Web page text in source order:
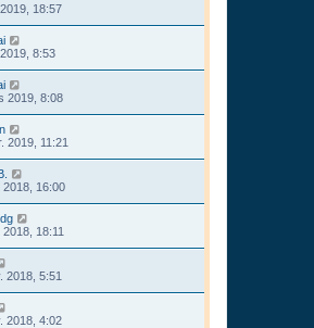
18:57
8:53
2019, 8:08
2019, 11:21
2018, 16:00
18:11
2018, 5:51
2018, 4:02